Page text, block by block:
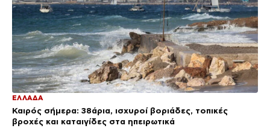
ΕΛΛΑΔΑ
Καιρός σήμερα: 38άρια, ισχυροί βοριάδες, τοπικές
βροχές και καταιγίδες στα ηπειρωτικά